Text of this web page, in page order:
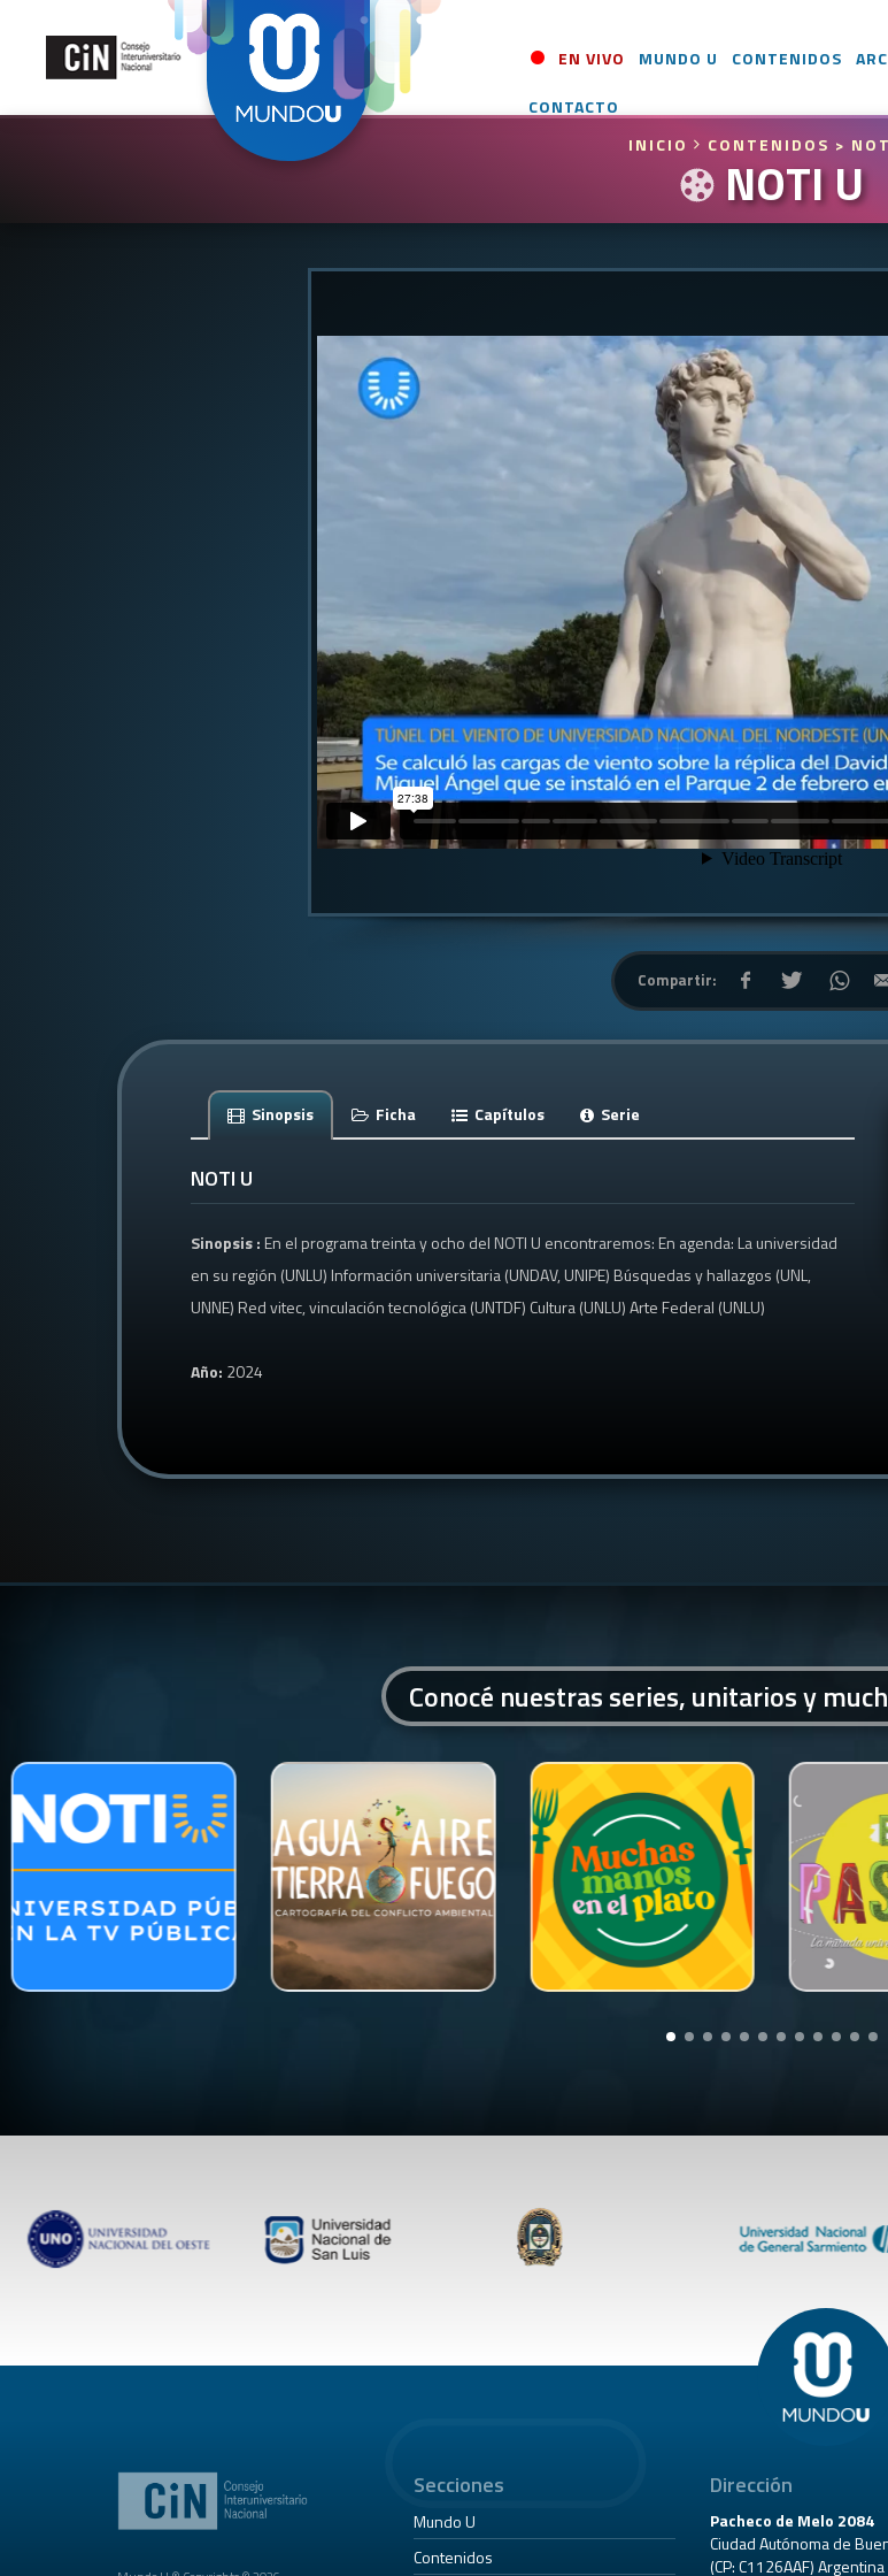
EN VIVO MUNDO U CONTENIDOS
CONTACTO
INICIO
CONTENIDOS >
NOTI U
Compartir:
Sinopsis Ficha Capítulos Serie
NOTI U
Sinopsis : En el programa treinta y ocho del NOTI U encontraremos: En agenda: La universidad
en su región (UNLU) Información universitaria (UNDAV, UNIPE) Búsquedas y hallazgos (UNL,
UNNE) Red vitec, vinculación tecnológica (UNTDF) Cultura (UNLU) Arte Federal (UNLU)
Año: 2024
Conocé nuestras series, unitarios y
Secciones
Mundo U
Contenidos
Dirección
Pacheco de Melo 2084
Ciudad Autónoma de
(CP: C1126AAF) Argentina